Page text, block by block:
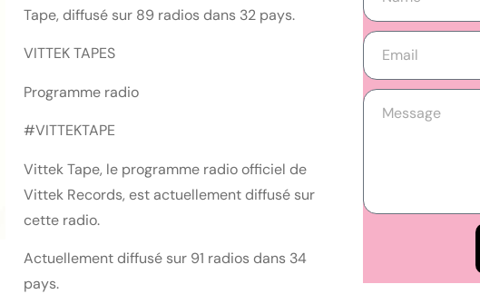
Tape, diffusé sur 89 radios dans 32 pays.
VITTEK TAPES
Programme radio
#VITTEKTAPE
Vittek Tape, le programme radio officiel de
Vittek Records, est actuellement diffusé sur
cette radio.
Actuellement diffusé sur 91 radios dans 34
pays.